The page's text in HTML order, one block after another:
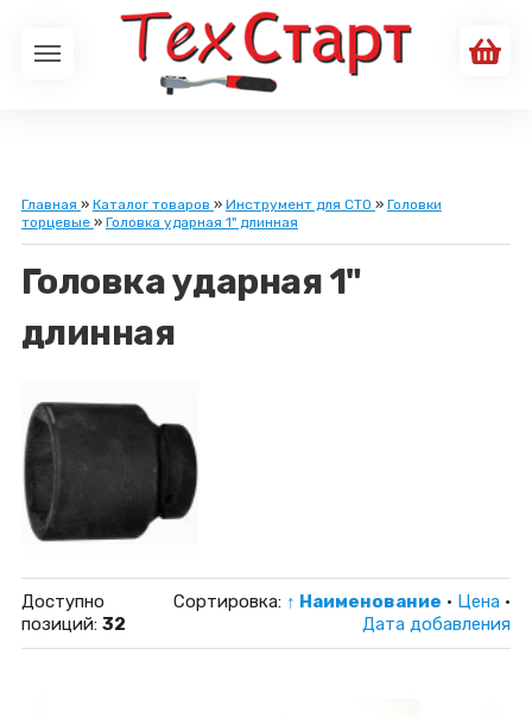
Главная » Каталог товаров » Инструмент для СТО » Головки
торцевые » Головка ударная 1" длинная
Головка ударная 1"
длинная
Доступно
позиций: 32
Сортировка: ↑ Наименование · Цена·
Дата добавления